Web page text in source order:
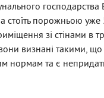
стоїть порожньою уже
зі стінами в
визнані такими,
нормам та є